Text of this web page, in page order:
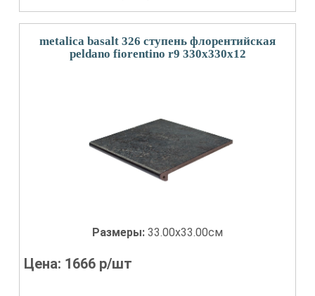
metalica basalt 326 ступень флорентийская
peldano fiorentino r9 330x330x12
Размеры: 33.00x33.00см
Цена: 1666 р/шт